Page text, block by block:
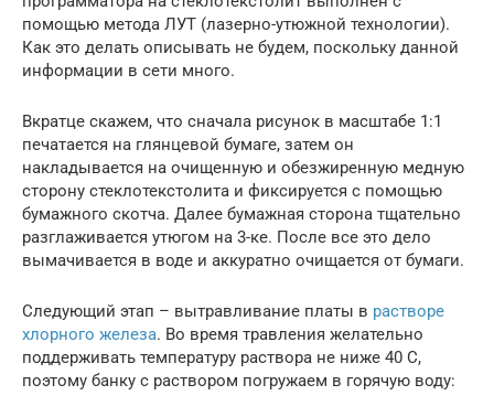
помощью метода ЛУТ (лазерно-утюжной технологии).
Как это делать описывать не будем, поскольку данной
информации в сети много.
Вкратце скажем, что сначала рисунок в масштабе 1:1
печатается на глянцевой бумаге, затем он
накладывается на очищенную и обезжиренную медную
сторону стеклотекстолита и фиксируется с помощью
бумажного скотча. Далее бумажная сторона тщательно
разглаживается утюгом на 3-ке. После все это дело
вымачивается в воде и аккуратно очищается от бумаги.
Следующий этап – вытравливание платы в растворе
хлорного железа. Во время травления желательно
поддерживать температуру раствора не ниже 40 C,
поэтому банку с раствором погружаем в горячую воду: